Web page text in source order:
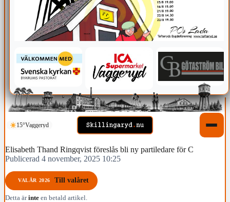
15°Vaggeryd
Elisabeth Thand Ringqvist föreslås bli ny partiledare för C
Publicerad 4 november, 2025 10:25
VALÅR 2026 Till valåret
Detta ärinte en betald artikel.